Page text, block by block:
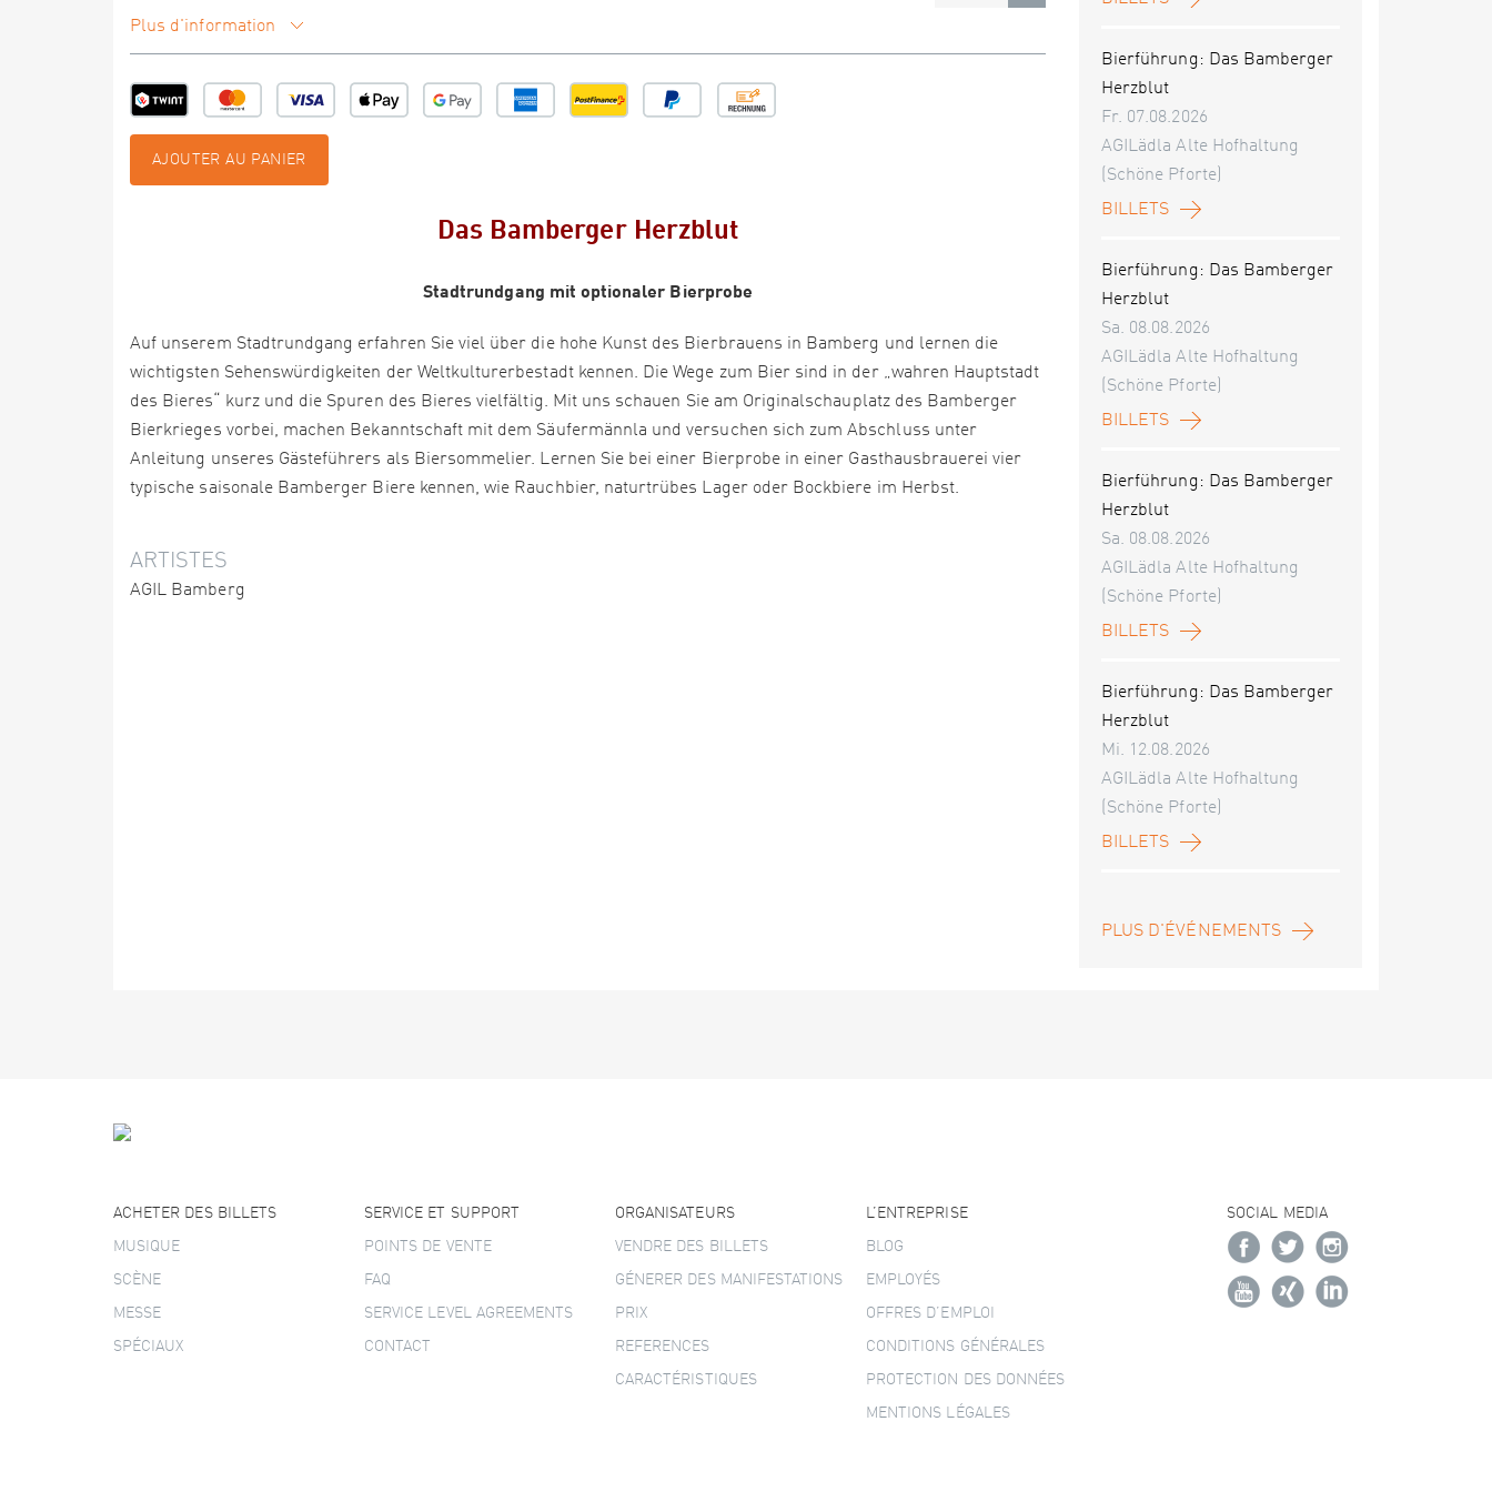
Plus d'information
AJOUTER AU PANIER
Das Bamberger Herzblut
Stadtrundgang mit optionaler Bierprobe
Auf unserem Stadtrundgang erfahren Sie viel über die hohe Kunst des Bierbrauens in Bamberg und lernen die
wichtigsten Sehenswürdigkeiten der Weltkulturerbestadt kennen. Die Wege zum Bier sind in der „wahren Hauptstadt
des Bieres“ kurz und die Spuren des Bieres vielfältig. Mit uns schauen Sie am Originalschauplatz des Bamberger
Bierkrieges vorbei, machen Bekanntschaft mit dem Säufermännla und versuchen sich zum Abschluss unter
Anleitung unseres Gästeführers als Biersommelier. Lernen Sie bei einer Bierprobe in einer Gasthausbrauerei vier
typische saisonale Bamberger Biere kennen, wie Rauchbier, naturtrübes Lager oder Bockbiere im Herbst.
ARTISTES
AGIL Bamberg
Bierführung: Das Bamberger
Herzblut
Fr. 07.08.2026
AGILädla Alte Hofhaltung
(Schöne Pforte)
BILLETS
Bierführung: Das Bamberger
Herzblut
Sa. 08.08.2026
AGILädla Alte Hofhaltung
(Schöne Pforte)
BILLETS
Bierführung: Das Bamberger
Herzblut
Sa. 08.08.2026
AGILädla Alte Hofhaltung
(Schöne Pforte)
BILLETS
Bierführung: Das Bamberger
Herzblut
Mi. 12.08.2026
AGILädla Alte Hofhaltung
(Schöne Pforte)
BILLETS
PLUS D'ÉVÉNEMENTS
ACHETER DES BILLETS
MUSIQUE
SCÈNE
MESSE
SPÉCIAUX
SERVICE ET SUPPORT
POINTS DE VENTE
FAQ
SERVICE LEVEL AGREEMENTS
CONTACT
ORGANISATEURS
VENDRE DES BILLETS
GÉNERER DES MANIFESTATIONS
PRIX
REFERENCES
CARACTÉRISTIQUES
L’ENTREPRISE
BLOG
EMPLOYÉS
OFFRES D’EMPLOI
CONDITIONS GÉNÉRALES
PROTECTION DES DONNÉES
MENTIONS LÉGALES
SOCIAL MEDIA